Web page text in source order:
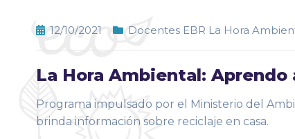
12/10/2021 Docentes EBR La Hora
La Hora Ambiental: Aprendo
Programa impulsado por el Ministerio del
brinda información sobre reciclaje en casa.